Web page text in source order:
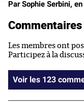
Par Sophie Serbini,
Commentaires
Les membres ont
Participez à la
Voir les 123